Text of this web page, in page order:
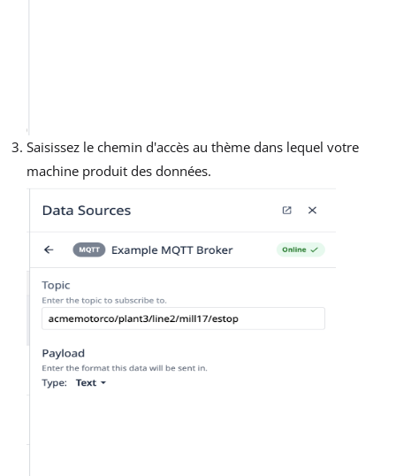
Saisissez le chemin d'accès au thème dans lequel votre
machine produit des données.